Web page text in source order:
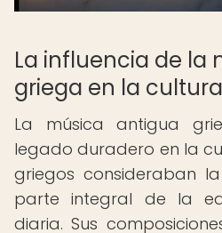
La influencia de la
griega en la
La música antigua
legado duradero en la
griegos consideraban
parte integral de la
diaria. Sus